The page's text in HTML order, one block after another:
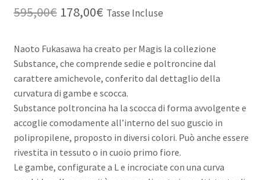
595,00€ Il
originale
era:
595,00€.
178,00€Il
attuale
è:
178,00€.
Tasse Incluse
Naoto Fukasawa ha creato per Magis la collezione
Substance, che comprende sedie e poltroncine dal
carattere amichevole, conferito dal dettaglio della
curvatura di gambe e scocca.
Substance poltroncina ha la scocca di forma avvolgente e
accoglie comodamente all’interno del suo guscio in
polipropilene, proposto in diversi colori. Può anche essere
rivestita in tessuto o in cuoio primo fiore.
Le gambe, configurate a L e incrociate con una curva